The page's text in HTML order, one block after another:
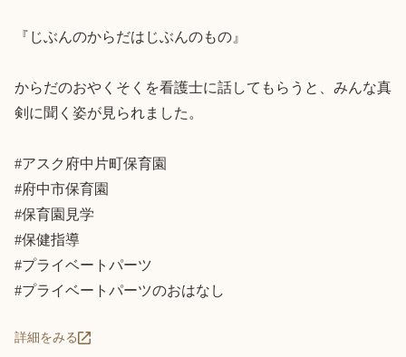
『じぶんのからだはじぶんのもの』
からだのおやくそくを看護士に話してもらうと、みんな真
剣に聞く姿が見られました。
#アスク府中片町保育園
#府中市保育園
#保育園見学
#保健指導
#プライベートパーツ
#プライベートパーツのおはなし
詳細をみる